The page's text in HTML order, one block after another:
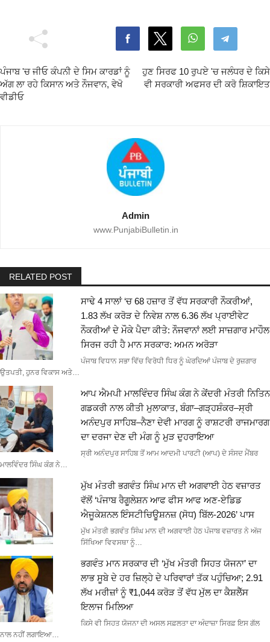
ਪੰਜਾਬ 'ਚ ਜੀਓ ਕੰਪਨੀ ਦੇ ਸਿਮ ਕਾਰਡਾਂ ਨੂੰ
ਅੱਗ ਲਾ ਰਹੇ ਕਿਸਾਨ ਅਤੇ ਨੌਜਵਾਨ, ਵੇਖੋ
ਵੀਡੀਓ
ਹੁਣ ਸਿਰਫ 10 ਰੁਪਏ 'ਚ ਜਲੰਧਰ ਦੇ ਕਿਸੇ
ਵੀ ਸਰਕਾਰੀ ਅਫਸਰ ਦੀ ਕਰੋ ਸ਼ਿਕਾਇਤ
Admin
www.PunjabiBulletin.in
RELATED POST
ਸਾਢੇ 4 ਸਾਲਾਂ ‘ਚ 68 ਹਜ਼ਾਰ ਤੋਂ ਵੱਧ ਸਰਕਾਰੀ ਨੌਕਰੀਆਂ,
1.83 ਲੱਖ ਕਰੋੜ ਦੇ ਨਿਵੇਸ਼ ਨਾਲ 6.36 ਲੱਖ ਪ੍ਰਾਈਵੇਟ
ਨੌਕਰੀਆਂ ਦੇ ਮੌਕੇ ਪੈਦਾ ਕੀਤੇ: ਨੌਜਵਾਨਾਂ ਲਈ ਸਾਜ਼ਗਾਰ ਮਾਹੌਲ
ਸਿਰਜ ਰਹੀ ਹੈ ਮਾਨ ਸਰਕਾਰ: ਅਮਨ ਅਰੋੜਾ
ਪੰਜਾਬ ਵਿਧਾਨ ਸਭਾ ਵਿੱਚ ਵਿਰੋਧੀ ਧਿਰ ਨੂੰ ਘੇਰਦਿਆਂ ਪੰਜਾਬ ਦੇ ਰੁਜ਼ਗਾਰ
ਉਤਪਤੀ, ਹੁਨਰ ਵਿਕਾਸ ਅਤੇ…
ਆਪ ਐਮਪੀ ਮਾਲਵਿੰਦਰ ਸਿੰਘ ਕੰਗ ਨੇ ਕੇਂਦਰੀ ਮੰਤਰੀ ਨਿਤਿਨ
ਗਡਕਰੀ ਨਾਲ ਕੀਤੀ ਮੁਲਾਕਾਤ, ਬੰਗਾ–ਗੜ੍ਹਸ਼ੰਕਰ–ਸ੍ਰੀ
ਅਨੰਦਪੁਰ ਸਾਹਿਬ–ਨੈਣਾ ਦੇਵੀ ਮਾਰਗ ਨੂੰ ਰਾਸ਼ਟਰੀ ਰਾਜਮਾਰਗ
ਦਾ ਦਰਜਾ ਦੇਣ ਦੀ ਮੰਗ ਨੂੰ ਮੁੜ ਦੁਹਰਾਇਆ
ਸ੍ਰੀ ਅਨੰਦਪੁਰ ਸਾਹਿਬ ਤੋਂ ਆਮ ਆਦਮੀ ਪਾਰਟੀ (ਆਪ) ਦੇ ਸੰਸਦ ਮੈਂਬਰ
ਮਾਲਵਿੰਦਰ ਸਿੰਘ ਕੰਗ ਨੇ…
ਮੁੱਖ ਮੰਤਰੀ ਭਗਵੰਤ ਸਿੰਘ ਮਾਨ ਦੀ ਅਗਵਾਈ ਹੇਠ ਵਜ਼ਾਰਤ
ਵੱਲੋਂ ‘ਪੰਜਾਬ ਰੈਗੂਲੇਸ਼ਨ ਆਫ ਫੀਸ ਆਫ ਅਣ-ਏਡਿਡ
ਐਜੂਕੇਸ਼ਨਲ ਇੰਸਟੀਚਿਊਸ਼ਨਜ਼ (ਸੋਧ) ਬਿੱਲ-2026’ ਪਾਸ
ਮੁੱਖ ਮੰਤਰੀ ਭਗਵੰਤ ਸਿੰਘ ਮਾਨ ਦੀ ਅਗਵਾਈ ਹੇਠ ਪੰਜਾਬ ਵਜ਼ਾਰਤ ਨੇ ਅੱਜ
ਸਿੱਖਿਆ ਵਿਵਸਥਾ ਨੂੰ…
ਭਗਵੰਤ ਮਾਨ ਸਰਕਾਰ ਦੀ ‘ਮੁੱਖ ਮੰਤਰੀ ਸਿਹਤ ਯੋਜਨਾ’ ਦਾ
ਲਾਭ ਸੂਬੇ ਦੇ ਹਰ ਜ਼ਿਲ੍ਹੇ ਦੇ ਪਰਿਵਾਰਾਂ ਤੱਕ ਪਹੁੰਚਿਆ; 2.91
ਲੱਖ ਮਰੀਜ਼ਾਂ ਨੂੰ ₹1,044 ਕਰੋੜ ਤੋਂ ਵੱਧ ਮੁੱਲ ਦਾ ਕੈਸ਼ਲੈੱਸ
ਇਲਾਜ ਮਿਲਿਆ
ਕਿਸੇ ਵੀ ਸਿਹਤ ਯੋਜਨਾ ਦੀ ਅਸਲ ਸਫ਼ਲਤਾ ਦਾ ਅੰਦਾਜ਼ਾ ਸਿਰਫ਼ ਇਸ ਗੱਲ
ਨਾਲ ਨਹੀਂ ਲਗਾਇਆ…